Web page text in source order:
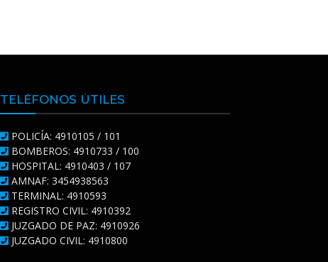
TELÉFONOS ÚTILES
POLICÍA: 4910105 / 101
BOMBEROS: 4910733 / 100
HOSPITAL: 4910403 / 107
AMNAF: 3454938563
TERMINAL: 4910593
REGISTRO CIVIL: 4910392
JUZGADO DE PAZ: 4910926
JUZGADO CIVIL: 4910800